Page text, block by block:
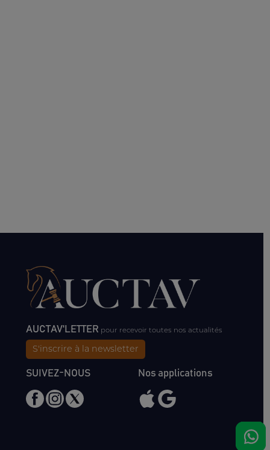
AUCTAV'LETTER pour recevoir toutes nos actualités
S'inscrire à la newsletter
SUIVEZ-NOUS Nos applications